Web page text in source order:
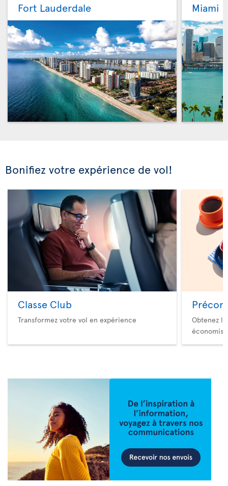
Fort Lauderdale Miami
Bonifiez votre expérience de vol!
Classe Club
Transformez votre vol en expérience
Obtenez